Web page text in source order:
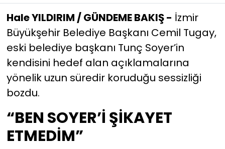
Hale YILDIRIM / GÜNDEME BAKIŞ - İzmir
Büyükşehir Belediye Başkanı Cemil Tugay,
eski belediye başkanı Tunç Soyer’in
kendisini hedef alan açıklamalarına
yönelik uzun süredir koruduğu sessizliği
bozdu.
“BEN SOYER’İ ŞİKAYET
ETMEDİM”